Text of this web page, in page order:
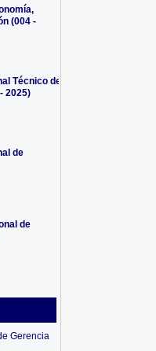
(004 -
Técnico de
2025)
de
de
Gerencia